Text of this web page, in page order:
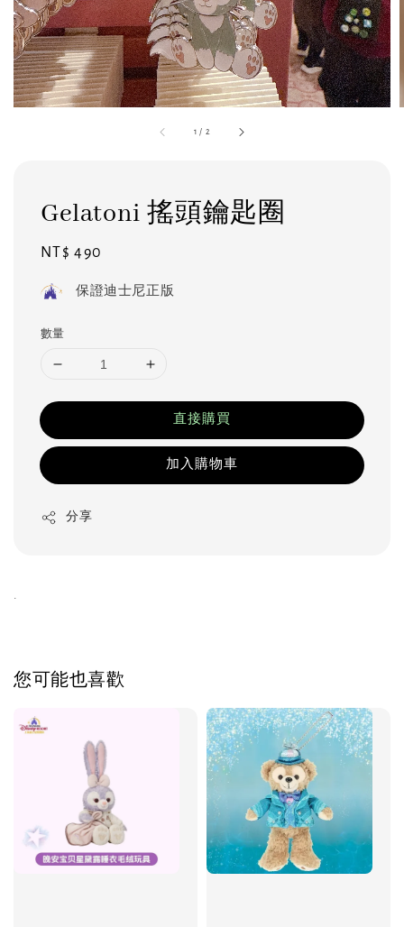
1 / 2
Gelatoni 搖頭鑰匙圈
Regular
NT$ 490
保證迪士尼正版
數量
直接購買
加入購物車
分享
.
您可能也喜歡